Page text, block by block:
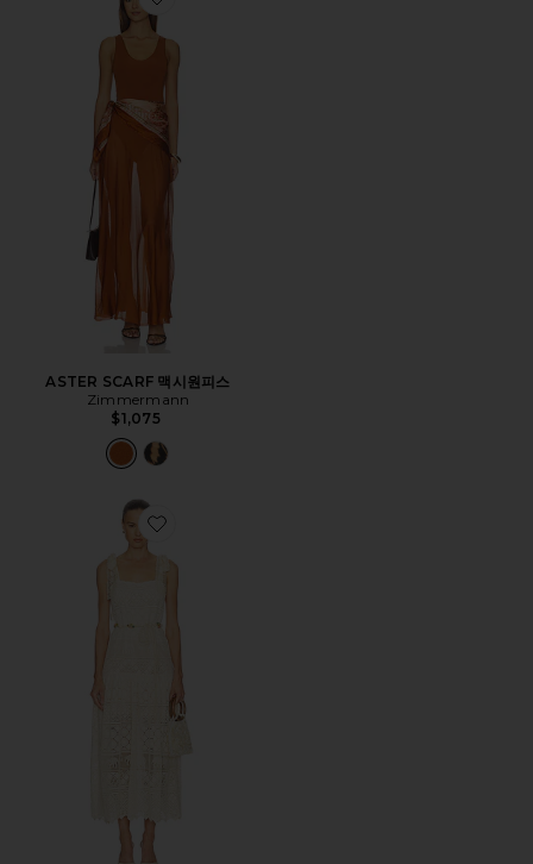
Favorite ASTER SCARF 맥시원피스
ASTER SCARF 맥시원피스
Zimmermann
$1,075
Favorite INDRA 맥시원피스